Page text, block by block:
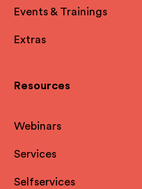
Events & Trainings
Extras
Resources
Webinars
Services
Selfservices